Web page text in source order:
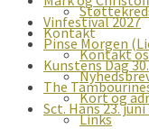
Kontakt
Kontakt os
Kort og
Links
Vinfestival 2027
Pinse Morgen
Kunstens Dag
The
Sct. Hans 23. juni